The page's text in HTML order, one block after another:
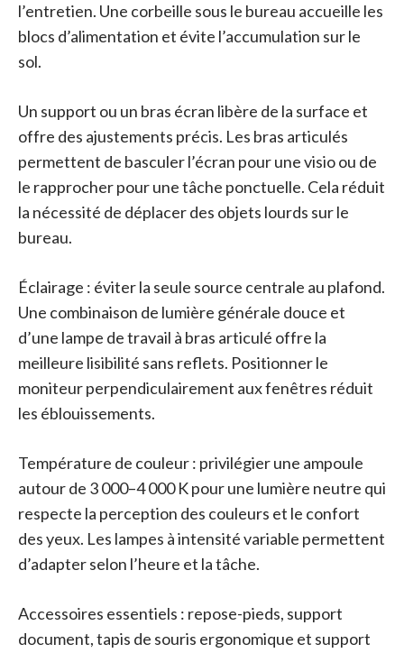
l’entretien. Une corbeille sous le bureau accueille les
blocs d’alimentation et évite l’accumulation sur le
sol.
Un support ou un bras écran libère de la surface et
offre des ajustements précis. Les bras articulés
permettent de basculer l’écran pour une visio ou de
le rapprocher pour une tâche ponctuelle. Cela réduit
la nécessité de déplacer des objets lourds sur le
bureau.
Éclairage : éviter la seule source centrale au plafond.
Une combinaison de lumière générale douce et
d’une lampe de travail à bras articulé offre la
meilleure lisibilité sans reflets. Positionner le
moniteur perpendiculairement aux fenêtres réduit
les éblouissements.
Température de couleur : privilégier une ampoule
autour de 3 000–4 000 K pour une lumière neutre qui
respecte la perception des couleurs et le confort
des yeux. Les lampes à intensité variable permettent
d’adapter selon l’heure et la tâche.
Accessoires essentiels : repose-pieds, support
document, tapis de souris ergonomique et support